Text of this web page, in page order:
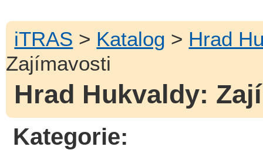
iTRAS > Katalog > Hrad
Zajímavosti
Hrad Hukvaldy:
Kategorie: